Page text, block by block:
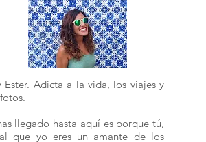
Ester. Adicta a la vida, los viajes y
llegado hasta aquí es porque tú,
que yo eres un amante de los